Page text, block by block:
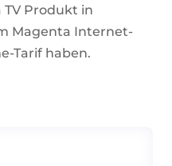
Produkt in
Magenta Internet-
Tarif haben.